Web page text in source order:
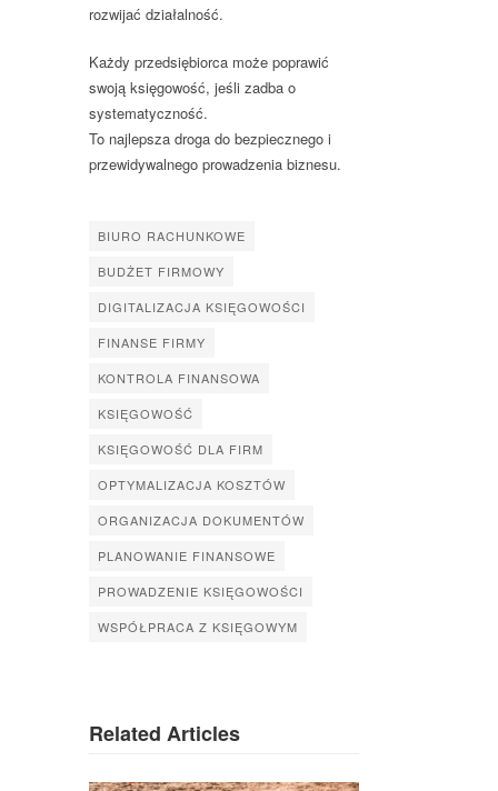
rozwijać działalność.
Każdy przedsiębiorca może poprawić
swoją księgowość, jeśli zadba o
systematyczność.
To najlepsza droga do bezpiecznego i
przewidywalnego prowadzenia biznesu.
BIURO RACHUNKOWE
BUDŻET FIRMOWY
DIGITALIZACJA KSIĘGOWOŚCI
FINANSE FIRMY
KONTROLA FINANSOWA
KSIĘGOWOŚĆ
KSIĘGOWOŚĆ DLA FIRM
OPTYMALIZACJA KOSZTÓW
ORGANIZACJA DOKUMENTÓW
PLANOWANIE FINANSOWE
PROWADZENIE KSIĘGOWOŚCI
WSPÓŁPRACA Z KSIĘGOWYM
Related Articles